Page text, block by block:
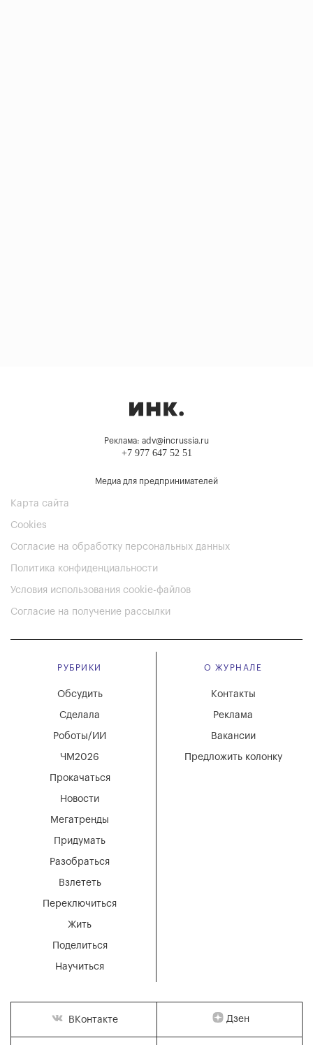
Реклама: adv@incrussia.ru
+7 977 647 52 51
Медиа для предпринимателей
Карта сайта
Cookies
Согласие на обработку персональных данных
Политика конфиденциальности
Условия использования cookie-файлов
Согласие на получение рассылки
РУБРИКИ
Мегатренды
Придумать
Разобраться
Взлететь
Новости
Переключиться
Жить
Поделиться
Научиться
Обсудить
Сделала
Роботы/ИИ
ЧМ2026
Прокачаться
О ЖУРНАЛЕ
Вакансии
Реклама
Контакты
Предложить колонку
ВКонтакте Дзен